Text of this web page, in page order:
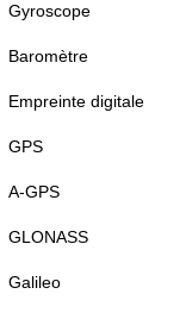
Gyroscope
Baromètre
Empreinte digitale
GPS
A-GPS
GLONASS
Galileo